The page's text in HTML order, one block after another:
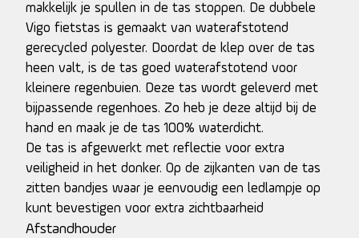
makkelijk je spullen in de tas stoppen. De dubbele
Vigo fietstas is gemaakt van waterafstotend
gerecycled polyester. Doordat de klep over de tas
heen valt, is de tas goed waterafstotend voor
kleinere regenbuien. Deze tas wordt geleverd met
bijpassende regenhoes. Zo heb je deze altijd bij de
hand en maak je de tas 100% waterdicht.
De tas is afgewerkt met reflectie voor extra
veiligheid in het donker. Op de zijkanten van de tas
zitten bandjes waar je eenvoudig een ledlampje op
kunt bevestigen voor extra zichtbaarheid
Afstandhouder